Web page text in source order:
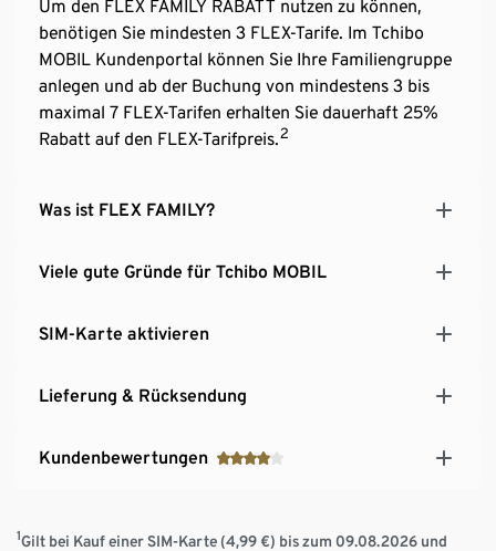
Um den FLEX FAMILY RABATT nutzen zu können,
benötigen Sie mindesten 3 FLEX-Tarife. Im Tchibo
MOBIL Kundenportal können Sie Ihre Familiengruppe
anlegen und ab der Buchung von mindestens 3 bis
maximal 7 FLEX-Tarifen erhalten Sie dauerhaft 25%
Rabatt auf den FLEX-Tarifpreis.2
Was ist FLEX FAMILY?
Viele gute Gründe für Tchibo MOBIL
SIM-Karte aktivieren
Lieferung & Rücksendung
Kundenbewertungen
1Gilt bei Kauf einer SIM-Karte (4,99 €) bis zum 09.08.2026 und